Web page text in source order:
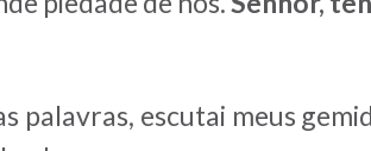
palavras, escutai meus